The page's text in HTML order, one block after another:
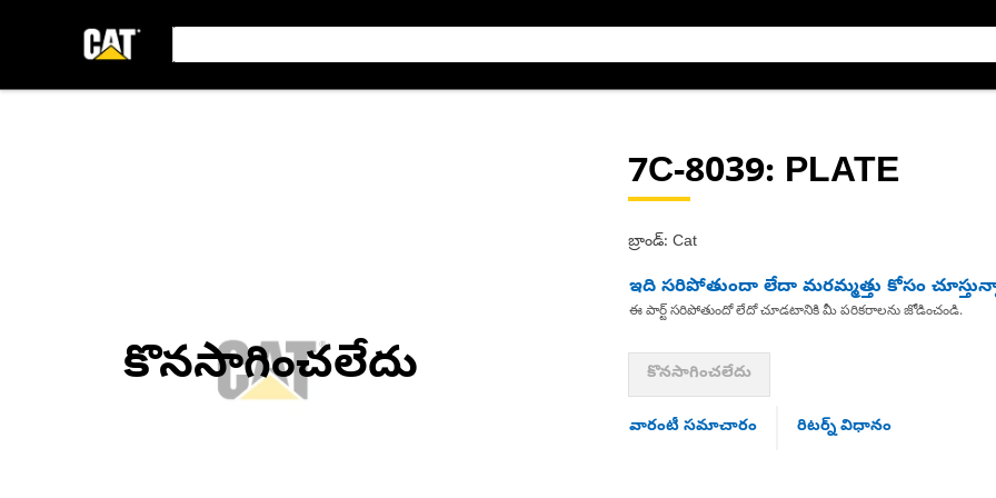
కొనసాగించలేదు
7C-8039: PLATE
బ్రాండ్: Cat
ఇది సరిపోతుందా లేదా మరమ్మత్తు కోసం
ఈ పార్ట్ సరిపోతుందో లేదో చూడటానికి మీ పరికరాలను జోడించండి.
కొనసాగించలేదు
వారంటీ సమాచారం రిటర్న్ విధానం